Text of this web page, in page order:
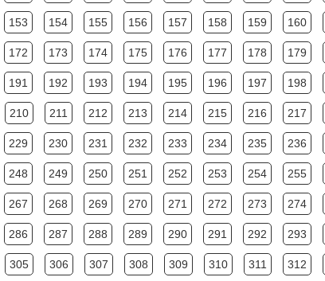
153 154 155 156 157 158 159 160
172 173 174 175 176 177 178 179
191 192 193 194 195 196 197 198
210 211 212 213 214 215 216 217
229 230 231 232 233 234 235 236
248 249 250 251 252 253 254 255
267 268 269 270 271 272 273 274
286 287 288 289 290 291 292 293
305 306 307 308 309 310 311 312